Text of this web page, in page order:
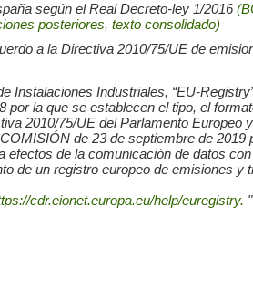
según el Real Decreto-ley 1/2016
posteriores, texto consolidado)
a la Directiva 2010/75/UE de
Instalaciones Industriales, “EU-
por la que se establecen el tipo, el
2010/75/UE del Parlamento
de 23 de septiembre de
efectos de la comunicación de datos
de un registro europeo de emisiones
cdr.eionet.europa.eu/help/euregistry. "